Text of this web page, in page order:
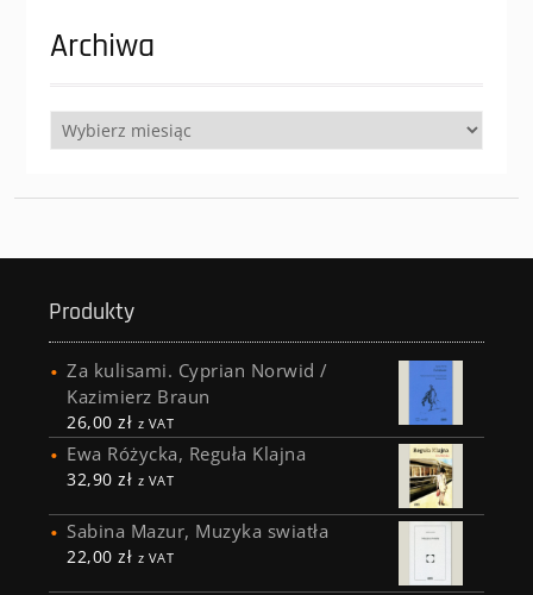
Archiwa
Archiwa
Produkty
Za kulisami. Cyprian Norwid /
Kazimierz Braun
26,00zł z VAT
Ewa Różycka, Reguła Klajna
32,90zł z VAT
Sabina Mazur, Muzyka swiatła
22,00zł z VAT